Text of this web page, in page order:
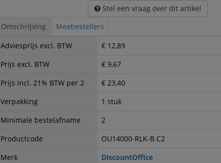
Stel een vraag over dit artikel
Omschrijving
Meebestellers
Adviesprijs excl. BTW
€ 12,89
Prijs excl. BTW
€ 9,67
Prijs incl. 21% BTW per 2
€ 23,40
Verpakking
1 stuk
Minimale bestelafname
2
Productcode
OU14000-RLK-B.C2
Merk
DiscountOffice